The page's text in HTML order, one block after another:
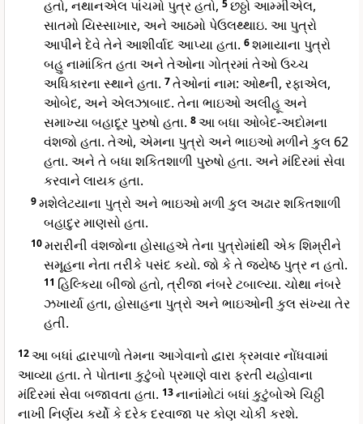
હતો, નથાનએલ પાંચમો પુત્ર હતો, 5છઠ્ઠો આમ્મીએલ,
સાતમો યિસ્સાખાર, અને આઠમો પેઉલથ્થાઇ. આ પુત્રો
આપીને દેવે તેને આશીર્વાદ આપ્યા હતા. 6શમાયાના પુત્રો
બહુ નામાંકિત હતા અને તેઓના ગોત્રમાં તેઓ ઉચ્ચ
અધિકારના સ્થાને હતા. 7તેઓનાં નામ: ઓથ્ની, રફાએલ,
ઓબેદ, અને એલઝાબાદ. તેના ભાઇઓ અલીહૂ અને
સમાખ્યા બહાદૂર પુરુષો હતા. 8આ બધા ઓબેદ-અદોમના
વંશજો હતા. તેઓ, એમના પુત્રો અને ભાઇઓ મળીને કુલ 62
હતા. અને તે બધા શકિતશાળી પુરુષો હતા. અને મંદિરમાં સેવા
કરવાને લાયક હતા.
9મશેલેટયાના પુત્રો અને ભાઇઓ મળી કુલ અઢાર શકિતશાળી
બહાદુર માણસો હતા.
10મરારીની વંશજોના હોસાહએ તેના પુત્રોમાંથી એક શિમ્રીને
સમૂહના નેતા તરીકે પસંદ કયો. જો કે તે જયેષ્ઠ પુત્ર ન હતો.
11 હિલ્કિયા બીજો હતો, ત્રીજા નંબરે ટબાલ્યા. ચોથા નંબરે
ઝખાર્યા હતા, હોસાહના પુત્રો અને ભાઇઓની કુલ સંખ્યા તેર
હતી.
12આ બધાં દ્વારપાળો તેમના આગેવાનો દ્વારા ક્રમવાર નોંધવામાં
આવ્યા હતા. તે પોતાના કુટુંબો પ્રમાણે વારા ફરતી યહોવાના
મંદિરમાં સેવા બજાવતા હતા. 13નાનાંમોટાં બધાં કુટુંબોએ ચિઠ્ઠી
નાખી નિર્ણય કર્યો કે દરેક દરવાજા પર કોણ ચોકી કરશે.